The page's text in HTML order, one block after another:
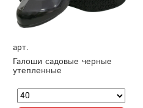
арт.
Галоши садовые черные
утепленные